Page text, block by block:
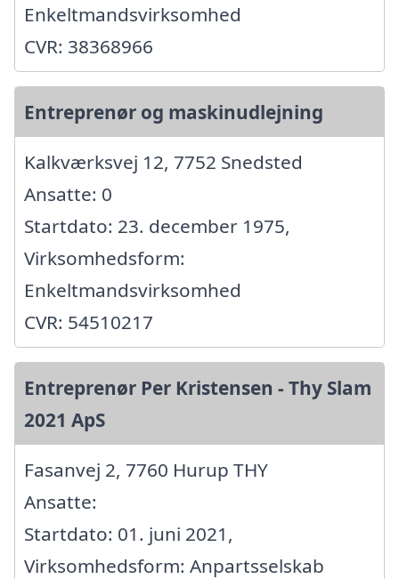
Enkeltmandsvirksomhed
CVR: 38368966
Entreprenør og maskinudlejning
Kalkværksvej 12, 7752 Snedsted
Ansatte: 0
Startdato: 23. december 1975,
Virksomhedsform:
Enkeltmandsvirksomhed
CVR: 54510217
Entreprenør Per Kristensen - Thy Slam
2021 ApS
Fasanvej 2, 7760 Hurup THY
Ansatte:
Startdato: 01. juni 2021,
Virksomhedsform: Anpartsselskab